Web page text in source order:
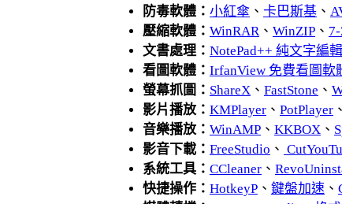
防毒軟體： 小紅傘 、 卡巴斯基、
壓縮軟體： WinRAR、 WinZIP、
文書處理： NotePad++ 純文字編
看圖軟體： IrfanView 免費看圖軟
螢幕抓圖： ShareX、 FastStone 、
影片播放： KMPlayer、 PotPlayer、
音樂播放： WinAMP、 KKBOX、
影音下載： FreeStudio 、
系統工具： CCleaner、
快捷操作： HotkeyP、 鍵盤加速、